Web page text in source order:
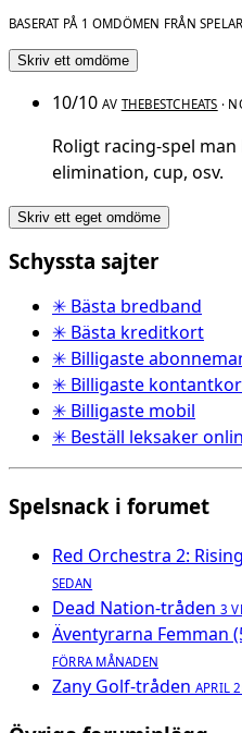
BASERAT PÅ 1 OMDÖMEN FRÅN
Skriv ett omdöme
10/10 AV THEBESTCHEATS ·
Roligt racing-spel
elimination, cup, osv.
Skriv ett eget omdöme
Schyssta sajter
✳ Bästa bredband
✳ Bästa kreditkort
✳ Billigaste
✳ Billigaste
✳ Billigaste mobil
✳ Beställ leksaker
Spelsnack i forumet
Red Orchestra 2:
SEDAN
Dead Nation-tråden 3
Äventyrarna Femman
FÖRRA MÅNADEN
Zany Golf-tråden APRIL